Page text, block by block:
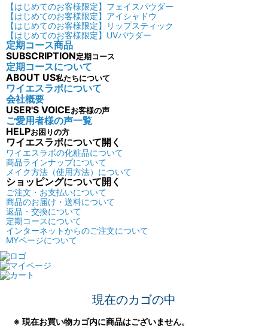
【はじめてのお客様限定】フェイスパウダー
【はじめてのお客様限定】アイシャドウ
【はじめてのお客様限定】リップスティック
【はじめてのお客様限定】UVパウダー
定期コース商品
SUBSCRIPTION定期コース
定期コースについて
ABOUT US私たちについて
ワイエスラボについて
会社概要
USER'S VOICEお客様の声
ご愛用者様の声一覧
HELPお困りの方
ワイエスラボについて開く
ワイエスラボの化粧品について
商品ラインナップについて
メイク方法（使用方法）について
ショッピングについて開く
ご注文・お支払いについて
商品のお届け・送料について
返品・交換について
定期コースについて
インターネットからのご注文について
MYページについて
現在のカゴの中
※ 現在お買い物カゴ内に商品はございません。